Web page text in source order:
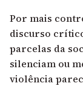
Por mais
discurso
parcelas da
silenciam ou
violência